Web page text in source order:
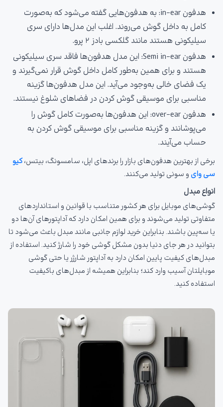
هدفون in-ear: به هدفون‌هایی گفته می‌شود که به‌صورت
کامل به داخل گوش می‌روند. اغلب این مدل‌ها دارای سری
سیلیکونی هستند مانند گلکسی بادز ۲ پرو.
هدفون Semi in-ear: این مدل هدفون‌ها فاقد سری سیلیکونی
هستند و برای همین به‌طور کامل داخل گوش قرار نمی‌گیرند و
یک فضای خالی به‌وجود می‌آید. این مدل هدفون‌ها گزینه
مناسبی برای موسیقی گوش کردن در فضاهای شلوغ نیستند.
هدفون over-ear: این هدفون‌ها به‌صورت کامل گوش را
می‌پوشانند و گزینه مناسبی برای موسیقی گوش کردن به
حساب می‌آیند.
برخی از بهترین هدفون‌های بازار را برندهای اپل، سامسونگ، بیتس،کیو
سی وای و سونی تولید می‌کنند.
انواع مبدل
گوشی‌های موبایل برای هر کشور متناسب با قوانین و استانداردهای
متفاوتی تولید می‌شوند و برای همین امکان دارد که آداپتورهای آن‌ها دو
یا سه‌پین باشند. بنابراین خرید لوازم جانبی مانند مبدل باعث می‌شود تا
بتوانید در هر جای دنیا بدون مشکل گوشی خود را شارژ کنید. استفاده از
مبدل‌های کیفیت پایین امکان دارد به آداپتور شارژر یا حتی گوشی
موبایلتان آسیب وارد کند؛ بنابراین همیشه از مبدل‌های باکیفیت
استفاده کنید.